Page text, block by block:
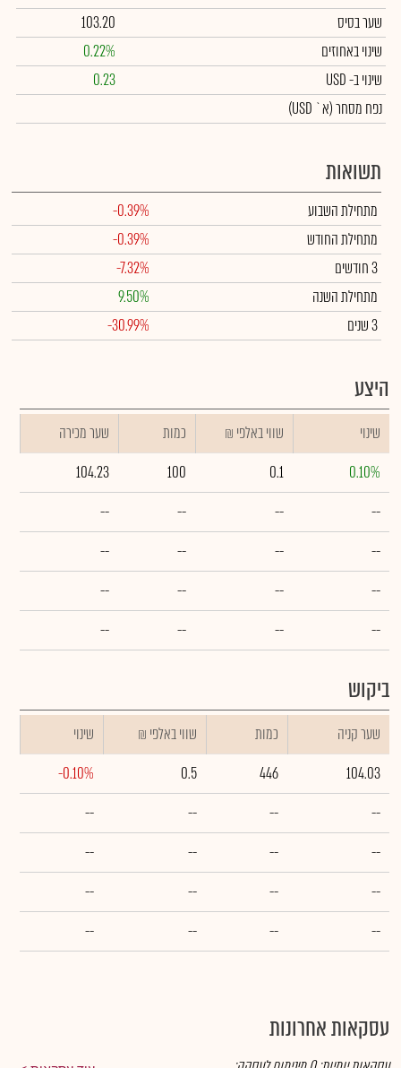
שער בסיס
103.20
שינוי באחוזים
0.22%
שינויב- USD
0.23
נפח מסחר(א` USD)
תשואות
מתחילת השבוע
-0.39%
מתחילת החודש
-0.39%
3 חודשים
-7.32%
מתחילת השנה
9.50%
3 שנים
-30.99%
היצע
שינוי ₪ שווי באלפי כמות
שער מכירה
0.10%
0.1
100
104.23
--
--
--
--
--
--
--
--
--
--
--
--
--
--
--
--
ביקוש
שער קניה כמות ₪ שווי באלפי
שינוי
104.03
446
0.5
-0.10%
--
--
--
--
--
--
--
--
--
--
--
--
--
--
--
--
עסקאות אחרונות